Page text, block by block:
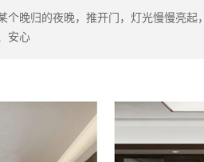
晚归的夜晚，推开门，灯光慢慢亮起
安心